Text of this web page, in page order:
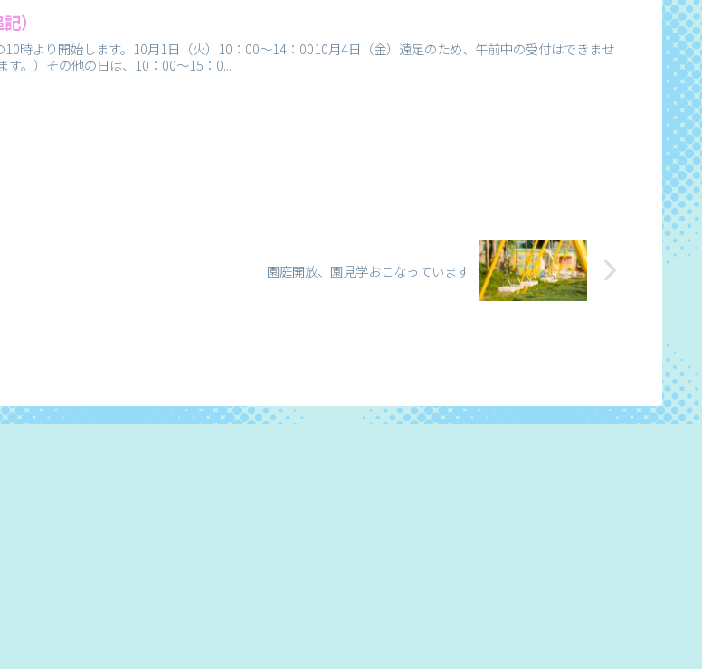
）
時より開始します。10月1日（火）10：00～14：0010月4日（金）遠足のため、午前中の受付はできませ
の他の日は、10：00～15：0...
園庭開放、園見学おこなっています